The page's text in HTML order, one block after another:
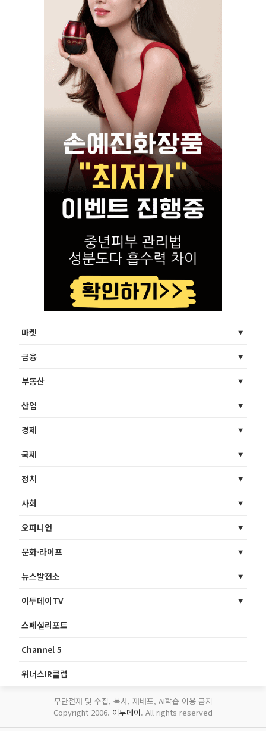
마켓
금융
부동산
산업
경제
국제
정치
사회
오피니언
문화·라이프
뉴스발전소
이투데이TV
스페셜리포트
Channel 5
위너스IR클럽
무단전재 및 수집, 복사, 재배포, AI학습 이용 금지
Copyright 2006. 이투데이. All rights reserved